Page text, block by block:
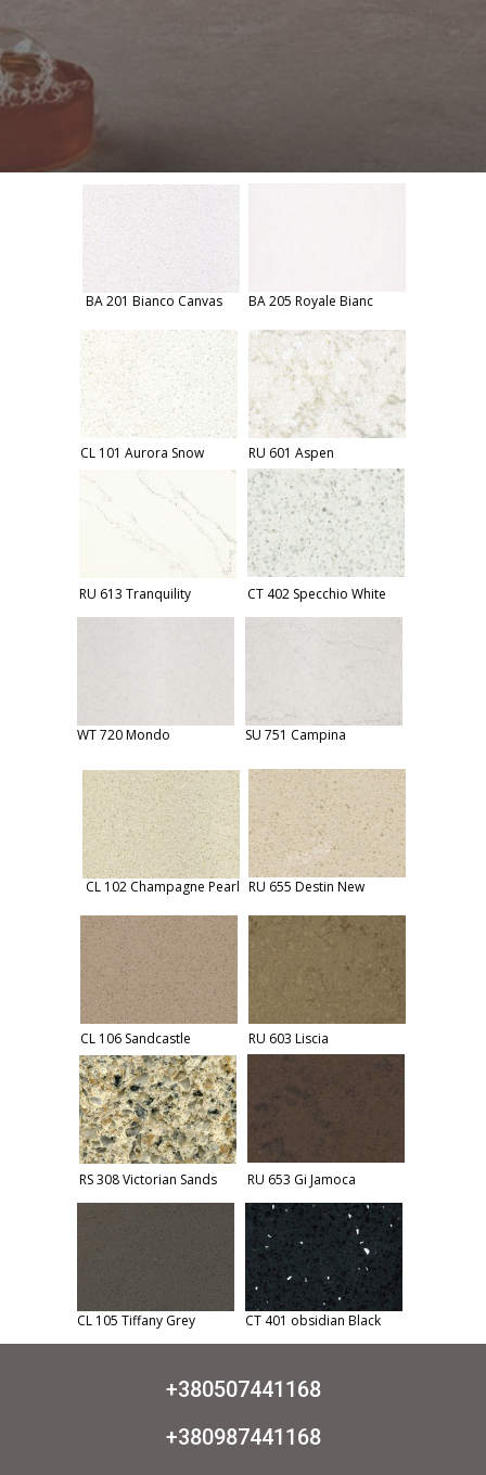
BA 205 Royale Bianc
CL 101 Aurora Snow
RU 613 Tranquility CT 402 Specchio White
RU 601 Aspen
WT 720 Mondo SU 751 Campina
BA 201 Bianco Canvas
RU 655 Destin New
CL 106 Sandcastle
RS 308 Victorian Sands RU 653 Gi Jamoca
RU 603 Liscia
CL 105 Tiffany Grey CT 401 obsidian Black
CL 102 Champagne Pearl
+380507441168
+380987441168